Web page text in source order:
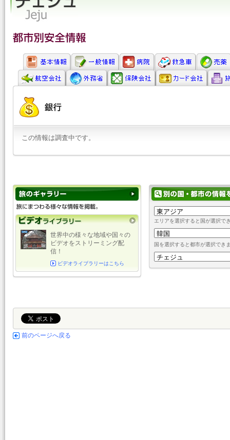
この情報は調査中です。
エリアを選択すると国が選択で
国を選択すると都市が選択でき
世界中の様々な地域や国々の
ビデオをストリーミング配
信！
ビデオライブラリーはこちら
前のページへ戻る